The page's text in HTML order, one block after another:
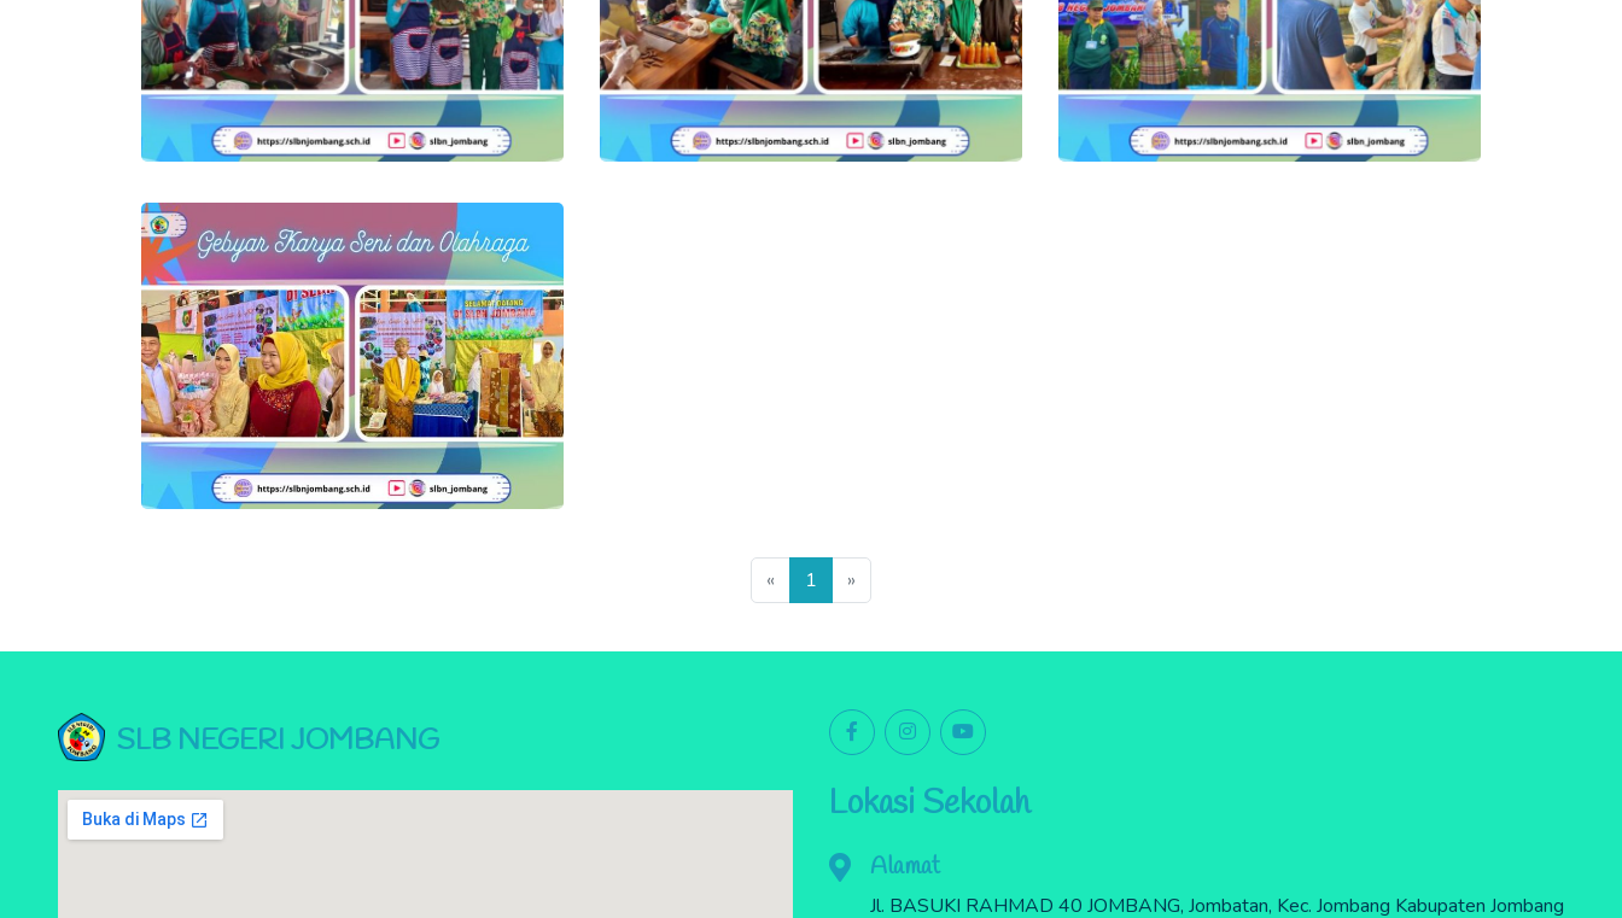
« Previous
1 »
SLB NEGERI JOMBANG
Lokasi Sekolah
Alamat
Jl. BASUKI RAHMAD 40 JOMBANG, Jombatan, Kec. Jombang Kabupaten Jombang